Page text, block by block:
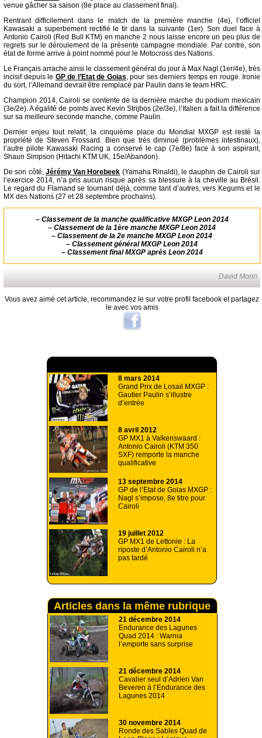
venue gâcher sa saison (8e place au classement final).
Rentrant difficilement dans le match de la première manche (4e), l’officiel
Kawasaki a superbement rectifié le tir dans la suivante (1er). Son duel face à
Antonio Cairoli (Red Bull KTM) en manche 2 nous laisse encore un peu plus de
regrets sur le déroulement de la présente campagne mondiale. Par contre, son
état de forme arrive à point nommé pour le Motocross des Nations.
Le Français arrache ainsi le classement général du jour à Max Nagl (1er/4e), très
incisif depuis le GP de l’Etat de Goias, pour ses derniers temps en rouge. Ironie
du sort, l’Allemand devrait être remplacé par Paulin dans le team HRC.
Champion 2014, Cairoli se contente de la dernière marche du podium mexicain
(3e/2e). A égalité de points avec Kevin Strijbos (2e/3e), l’Italien a fait la différence
sur sa meilleure seconde manche, comme Paulin.
Dernier enjeu tout relatif, la cinquième place du Mondial MXGP est resté la
propriété de Steven Frossard. Bien que très diminué (problèmes intestinaux),
l’autre pilote Kawasaki Racing a conservé le cap (7e/8e) face à son aspirant,
Shaun Simpson (Hitachi KTM UK, 15e/Abandon).
De son côté, Jérémy Van Horebeek (Yamaha Rinaldi), le dauphin de Cairoli sur
l’exercice 2014, n’a pris aucun risque après sa blessure à la cheville au Brésil.
Le regard du Flamand se tournant déjà, comme tant d’autres, vers Kegums et le
MX des Nations (27 et 28 septembre prochains).
– Classement de la manche qualificative MXGP Leon 2014
– Classement de la 1ère manche MXGP Leon 2014
– Classement de la 2e manche MXGP Leon 2014
– Classement général MXGP Leon 2014
– Classement final MXGP après Leon 2014
David Morin
Vous avez aimé cet article, recommandez le sur votre profil facebook et partagez
le avec vos amis
8 mars 2014
Grand Prix de Losail MXGP :
Gautier Paulin s’illustre
d’entrée
8 avril 2012
GP MX1 à Valkenswaard :
Antonio Cairoli (KTM 350
SXF) remporte la manche
qualificative
13 septembre 2014
GP de l’Etat de Goias MXGP :
Nagl s’impose, 8e titre pour
Cairoli
19 juillet 2012
GP MX1 de Lettonie : La
riposte d’Antonio Cairoli n’a
pas tardé
Articles dans la même rubrique
21 décembre 2014
Endurance des Lagunes
Quad 2014 : Warnia
l’emporte sans surprise
21 décembre 2014
Cavalier seul d’Adrien Van
Beveren à l’Endurance des
Lagunes 2014
30 novembre 2014
Ronde des Sables Quad de